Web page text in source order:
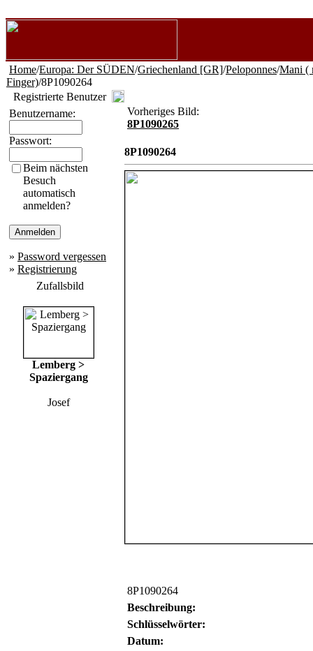
Home/Europa: Der SÜDEN/Griechenland [GR]/Peloponnes/Mani (
Finger)/8P1090264
Registrierte Benutzer
Benutzername:
Passwort:
Beim nächsten
Besuch
automatisch
anmelden?
» Password vergessen
» Registrierung
Zufallsbild
Lemberg >
Spaziergang
Josef
Vorheriges Bild:
8P1090265
8P1090264
8P1090264
Beschreibung:
Schlüsselwörter:
Datum: